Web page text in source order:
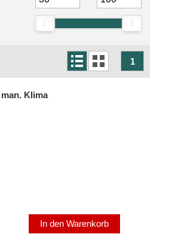
1
Klima
In den Warenkorb